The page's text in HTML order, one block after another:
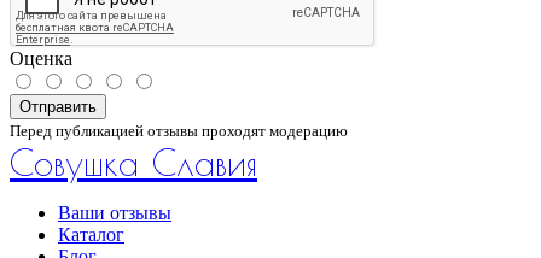
Оценка
Отправить
Перед публикацией отзывы проходят модерацию
Совушка Славия
Ваши отзывы
Каталог